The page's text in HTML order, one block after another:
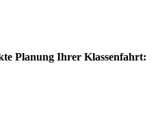
Planung Ihrer Klassenfahrt: